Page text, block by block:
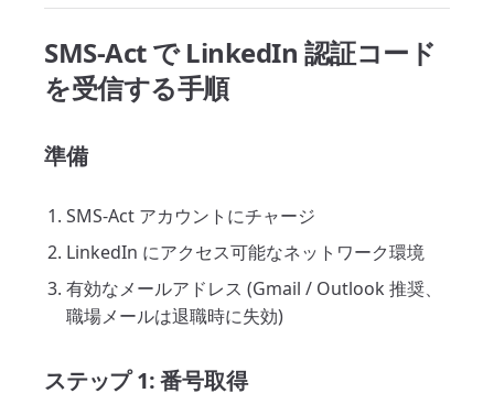
SMS-Act で LinkedIn 認証コード
を受信する手順
準備
SMS-Act アカウントにチャージ
LinkedIn にアクセス可能なネットワーク環境
有効なメールアドレス (Gmail / Outlook 推奨、
職場メールは退職時に失効)
ステップ 1: 番号取得